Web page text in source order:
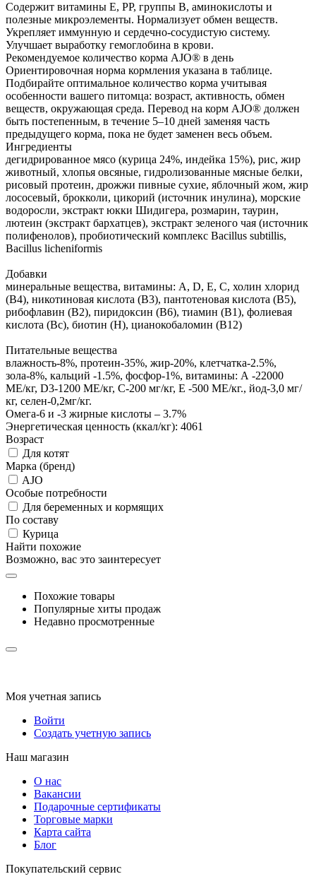
Содержит витамины E, PP, группы B, аминокислоты и
полезные микроэлементы. Нормализует обмен веществ.
Укрепляет иммунную и сердечно-сосудистую систему.
Улучшает выработку гемоглобина в крови.
Рекомендуемое количество корма AJO® в день
Ориентировочная норма кормления указана в таблице.
Подбирайте оптимальное количество корма учитывая
особенности вашего питомца: возраст, активность, обмен
веществ, окружающая среда. Перевод на корм AJO® должен
быть постепенным, в течение 5–10 дней заменяя часть
предыдущего корма, пока не будет заменен весь объем.
Ингредиенты
дегидрированное мясо (курица 24%, индейка 15%), рис, жир
животный, хлопья овсяные, гидролизованные мясные белки,
рисовый протеин, дрожжи пивные сухие, яблочный жом, жир
лососевый, брокколи, цикорий (источник инулина), морские
водоросли, экстракт юкки Шидигера, розмарин, таурин,
лютеин (экстракт бархатцев), экстракт зеленого чая (источник
полифенолов), пробиотический комплекс Bacillus subtillis,
Bacillus licheniformis
Добавки
минеральные вещества, витамины: А, D, Е, С, холин хлорид
(В4), никотиновая кислота (В3), пантотеновая кислота (В5),
рибофлавин (В2), пиридоксин (В6), тиамин (В1), фолиевая
кислота (Вc), биотин (Н), цианокобаломин (В12)
Питательные вещества
влажность-8%, протеин-35%, жир-20%, клетчатка-2.5%,
зола-8%, кальций -1.5%, фосфор-1%, витамины: А -22000
МЕ/кг, D3-1200 МЕ/кг, С-200 мг/кг, Е -500 МЕ/кг., йод-3,0 мг/
кг, селен-0,2мг/кг.
Омега-6 и -3 жирные кислоты – 3.7%
Энергетическая ценность (ккал/кг): 4061
Возраст
Для котят
Марка (бренд)
AJO
Особые потребности
Для беременных и кормящих
По составу
Курица
Найти похожие
Возможно, вас это заинтересует
Похожие товары
Популярные хиты продаж
Недавно просмотренные
Моя учетная запись
Войти
Создать учетную запись
Наш магазин
О нас
Вакансии
Подарочные сертификаты
Торговые марки
Карта сайта
Блог
Покупательский сервис